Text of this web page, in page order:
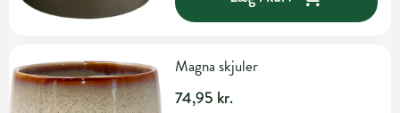
Magna skjuler
74,95 kr.